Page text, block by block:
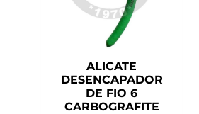
ALICATE
DESENCAPADOR
DE FIO 6
CARBOGRAFITE